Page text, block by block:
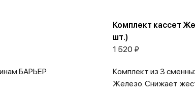
БАРЬЕР.
Комплект кассет
шт.)
1 520 ₽
Комплект из 3
Железо. Снижает